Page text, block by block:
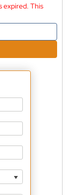
expired. This